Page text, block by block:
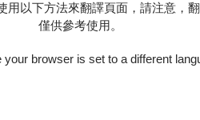
以下方法來翻譯頁面，請注意，
僅供參考使用。
your browser is set to a different